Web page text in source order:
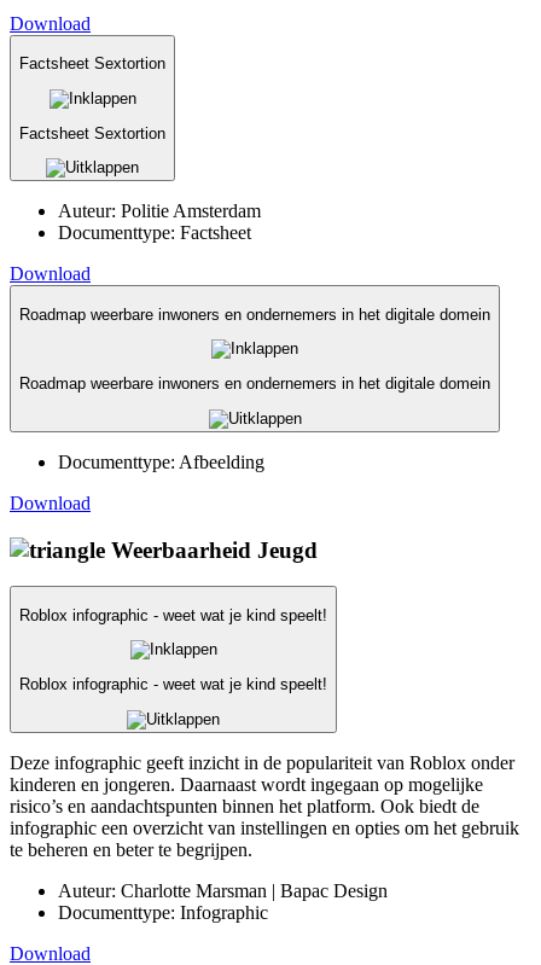
Download
Factsheet Sextortion
Factsheet Sextortion
Auteur: Politie Amsterdam
Documenttype: Factsheet
Download
Roadmap weerbare inwoners en ondernemers in het digitale domein
Roadmap weerbare inwoners en ondernemers in het digitale domein
Documenttype: Afbeelding
Download
Weerbaarheid Jeugd
Roblox infographic - weet wat je kind speelt!
Roblox infographic - weet wat je kind speelt!
Deze infographic geeft inzicht in de populariteit van Roblox onder
kinderen en jongeren. Daarnaast wordt ingegaan op mogelijke
risico’s en aandachtspunten binnen het platform. Ook biedt de
infographic een overzicht van instellingen en opties om het gebruik
te beheren en beter te begrijpen.
Auteur: Charlotte Marsman | Bapac Design
Documenttype: Infographic
Download